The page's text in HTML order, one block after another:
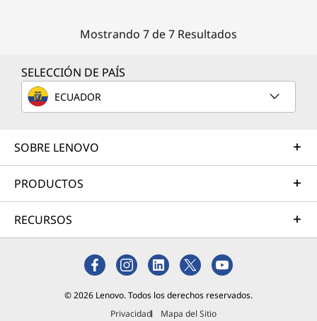
Mostrando 7 de 7 Resultados
SELECCIÓN DE PAÍS
ECUADOR
SOBRE LENOVO
PRODUCTOS
RECURSOS
© 2026 Lenovo. Todos los derechos reservados.
Privacidad
Mapa del Sitio